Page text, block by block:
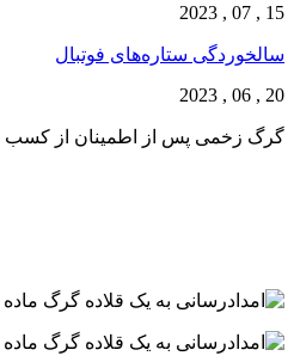
15 , 07 , 2023
سالخوردگی ستاره‌های فوتبال
20 , 06 , 2023
گرگ زخمی پس از اطمینان از کسب